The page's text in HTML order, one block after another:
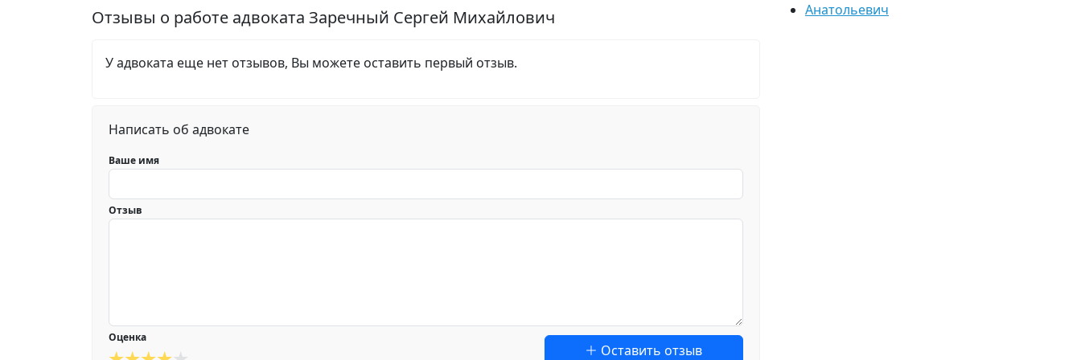
Отзывы о работе адвоката Заречный Сергей Михайлович
У адвоката еще нет отзывов, Вы можете оставить первый отзыв.
Написать об адвокате
Ваше имя
Отзыв
Оценка
Оставить отзыв
Анатольевич